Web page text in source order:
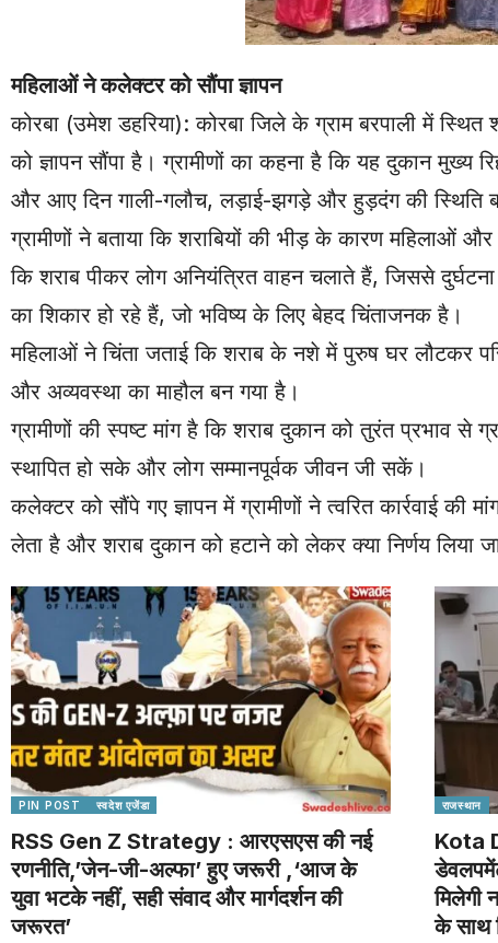
महिलाओं ने कलेक्टर को सौंपा ज्ञापन
कोरबा (उमेश डहरिया): कोरबा जिले के ग्राम बरपाली में
को ज्ञापन सौंपा है। ग्रामीणों का कहना है कि यह दुकान मुख्य
और आए दिन गाली-गलौच, लड़ाई-झगड़े और हुड़दंग की स्थिति
ग्रामीणों ने बताया कि शराबियों की भीड़ के कारण महिलाओं
कि शराब पीकर लोग अनियंत्रित वाहन चलाते हैं, जिससे
का शिकार हो रहे हैं, जो भविष्य के लिए बेहद चिंताजनक है।
महिलाओं ने चिंता जताई कि शराब के नशे में पुरुष घर लौटकर
और अव्यवस्था का माहौल बन गया है।
ग्रामीणों की स्पष्ट मांग है कि शराब दुकान को तुरंत प्रभाव से
स्थापित हो सके और लोग सम्मानपूर्वक जीवन जी सकें।
कलेक्टर को सौंपे गए ज्ञापन में ग्रामीणों ने त्वरित कार्रवाई
लेता है और शराब दुकान को हटाने को लेकर क्या निर्णय लिया
PIN POST स्वदेश एजेंडा
RSS Gen Z Strategy : आरएसएस की नई
रणनीति,’जेन-जी-अल्फा’ हुए जरूरी ,‘आज के
युवा भटके नहीं, सही संवाद और मार्गदर्शन की
जरूरत’
राजस्थान
Kota
मिलेगी
के साथ